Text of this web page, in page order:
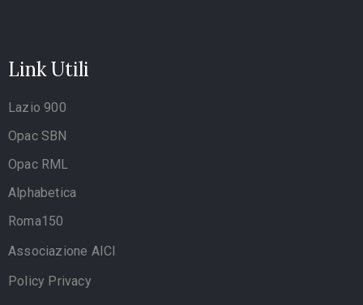
Link Utili
Lazio 900
Opac SBN
Opac RML
Alphabetica
Roma150
Associazione AICI
Policy Privacy